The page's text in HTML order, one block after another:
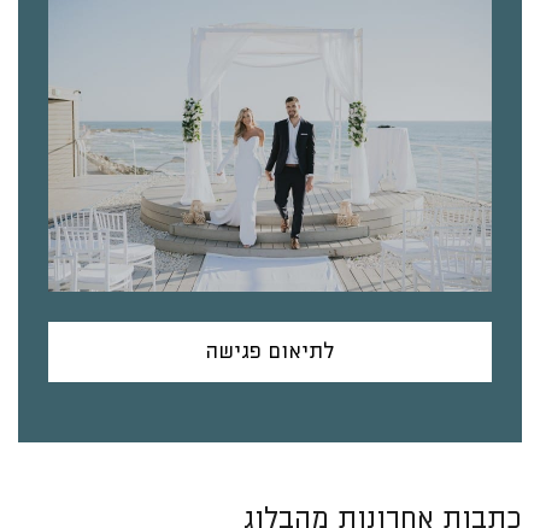
לתיאום פגישה
כתבות אחרונות מהבלוג